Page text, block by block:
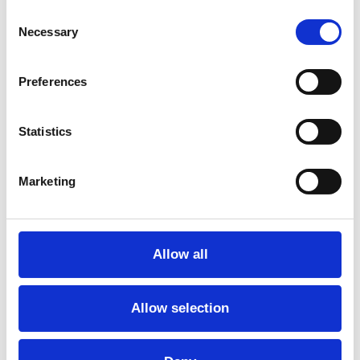
Selection
Necessary
Preferences
Statistics
Marketing
Allow all
Allow selection
der deler sin praksis mellem Hvide Sande og
København. Frydendahl er uddannet fra
advanced certificate fra The International Center
of Photography. Frydendahl har udgivet adskillige
soloudstillinger hos V1 Gallery, Politikens Galleri
og Baxter Street Gallery hos The Camera Club
Fogtdals Rejsestipendium, The Henry Margolis
Statens Kunstfond og i 2024 modtog hun et
Frydendahl er repræsenteret af V1 Gallery I
København og LINKDETAILS i Stockholm.
Museum for Kunst, Den Nationale Fotosamling,